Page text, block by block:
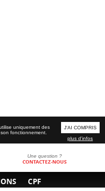
Une question ?
CONTACTEZ-NOUS
CPF
uniquement des
fonctionnement.
J'AI COMPRIS
plus d'infos